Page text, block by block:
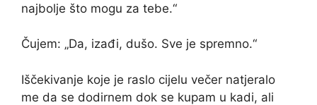
najbolje što mogu za tebe.“
Čujem: „Da, izađi, dušo. Sve je spremno.“
Iščekivanje koje je raslo cijelu večer natjeralo
me da se dodirnem dok se kupam u kadi, ali